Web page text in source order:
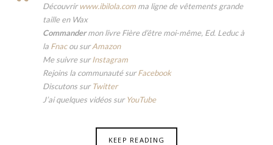
Découvrirwww.ibilola.com ma ligne de vêtements grande
taille en Wax
Commandermon livre Fière d’être moi-même, Ed. Leduc à
la Fnacou surAmazon
Me suivre surInstagram
Rejoins la communauté surFacebook
Discutons surTwitter
J’ai quelques vidéos surYouTube
KEEP READING